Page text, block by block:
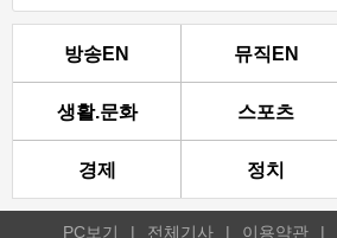
방송EN 뮤직EN
생활.문화 스포츠
경제 정치
PC보기 | 전체기사 | 이용약관 |